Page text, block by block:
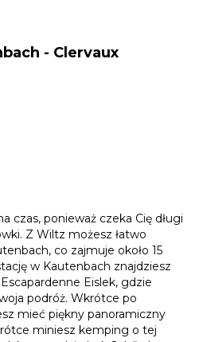
- Clervaux
czas, ponieważ czeka Cię długi
Z Wiltz możesz łatwo
co zajmuje około 15
w Kautenbach znajdziesz
Eislek, gdzie
podróż. Wkrótce po
mieć piękny panoramiczny
miniesz kemping o tej